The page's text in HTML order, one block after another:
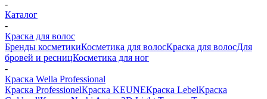
-
Каталог
-
Краска для волос
Бренды косметикиКосметика для волосКраска для волосДля
бровей и ресницКосметика для ног
-
Краска Wella Professional
Краска ProfessionelКраска KEUNEКраска LebelКраска